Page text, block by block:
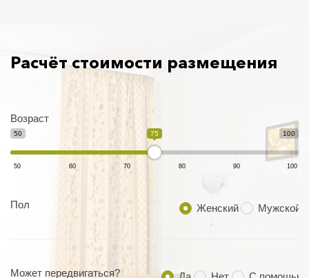
Расчёт стоимости размещения